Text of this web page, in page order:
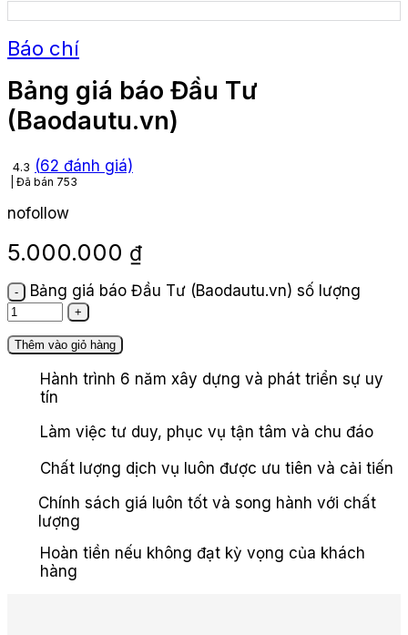
Báo chí
Bảng giá báo Đầu Tư
(Baodautu.vn)
4.3 (62 đánh giá)
Đã bán 753
nofollow
5.000.000 ₫
Bảng giá báo Đầu Tư (Baodautu.vn) số lượng
Thêm vào giỏ hàng
Hành trình 6 năm xây dựng và phát triển sự uy
tín
Làm việc tư duy, phục vụ tận tâm và chu đáo
Chất lượng dịch vụ luôn được ưu tiên và cải tiến
Chính sách giá luôn tốt và song hành với chất
lượng
Hoàn tiền nếu không đạt kỳ vọng của khách
hàng